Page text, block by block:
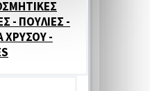
- ΠΟΥΛΙΕΣ -
ΧΡΥΣΟΥ -